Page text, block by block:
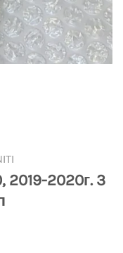
2020г. 3